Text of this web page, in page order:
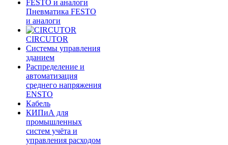
Пневматика FESTO
и аналоги
CIRCUTOR
Системы управления
зданием
Распределение и
автоматизация
среднего напряжения
ENSTO
Кабель
КИПиА для
промышленных
систем учёта и
управления расходом